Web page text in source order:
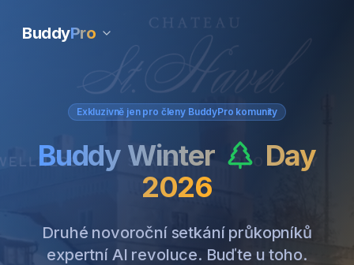
BuddyPro
Exkluzivně jen pro členy BuddyPro komunity
Buddy Winter
Day
2026
Druhé novoroční setkání průkopníků
expertní AI revoluce. Buďte u toho.